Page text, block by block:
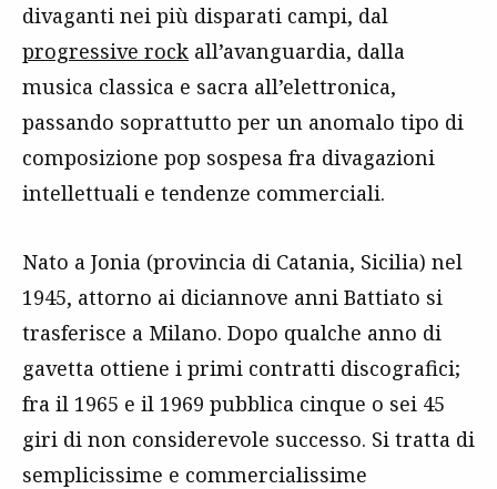
divaganti nei più disparati campi, dal
progressive rock all’avanguardia, dalla
musica classica e sacra all’elettronica,
passando soprattutto per un anomalo tipo di
composizione pop sospesa fra divagazioni
intellettuali e tendenze commerciali.
Nato a Jonia (provincia di Catania, Sicilia) nel
1945, attorno ai diciannove anni Battiato si
trasferisce a Milano. Dopo qualche anno di
gavetta ottiene i primi contratti discografici;
fra il 1965 e il 1969 pubblica cinque o sei 45
giri di non considerevole successo. Si tratta di
semplicissime e commercialissime